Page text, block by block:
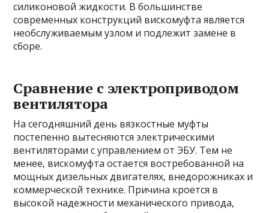
силиконовой жидкости. В большинстве
современных конструкций вискомуфта является
необслуживаемым узлом и подлежит замене в
сборе.
Сравнение с электроприводом
вентилятора
На сегодняшний день вязкостные муфты
постепенно вытесняются электрическими
вентиляторами с управлением от ЭБУ. Тем не
менее, вискомуфта остается востребованной на
мощных дизельных двигателях, внедорожниках и
коммерческой технике. Причина кроется в
высокой надежности механического привода,